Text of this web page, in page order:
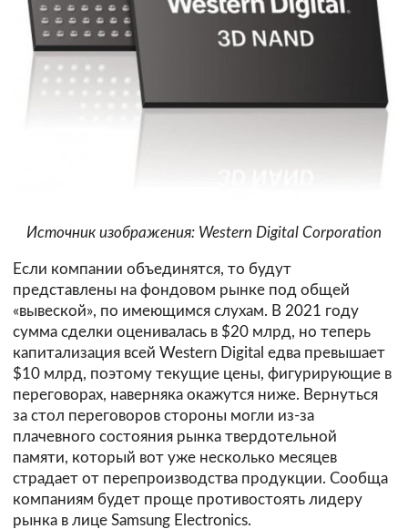
Источник изображения: Western Digital Corporation
Если компании объединятся, то будут
представлены на фондовом рынке под общей
«вывеской», по имеющимся слухам. В 2021 году
сумма сделки оценивалась в $20 млрд, но теперь
капитализация всей Western Digital едва превышает
$10 млрд, поэтому текущие цены, фигурирующие в
переговорах, наверняка окажутся ниже. Вернуться
за стол переговоров стороны могли из-за
плачевного состояния рынка твердотельной
памяти, который вот уже несколько месяцев
страдает от перепроизводства продукции. Сообща
компаниям будет проще противостоять лидеру
рынка в лице Samsung Electronics.